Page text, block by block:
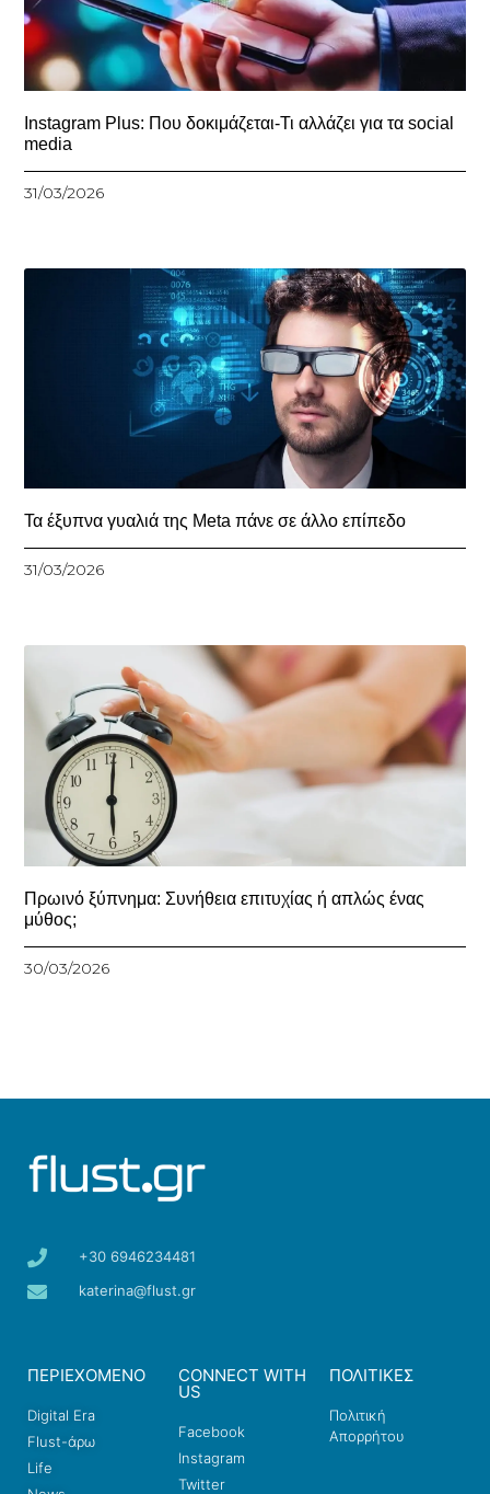
Instagram Plus: Που δοκιμάζεται-Τι αλλάζει για τα social
media
31/03/2026
Τα έξυπνα γυαλιά της Meta πάνε σε άλλο επίπεδο
31/03/2026
Πρωινό ξύπνημα: Συνήθεια επιτυχίας ή απλώς ένας
μύθος;
30/03/2026
+30 6946234481
katerina@flust.gr
ΠΕΡΙΕΧΟΜΕΝΟ
Digital Era
Flust-άρω
Life
CONNECT WITH
US
Facebook
Instagram
Twitter
ΠΟΛΙΤΙΚΕΣ
Πολιτική
Απορρήτου